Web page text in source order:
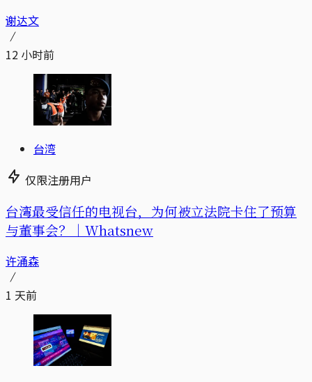
谢达文
12 小时前
台湾
仅限注册用户
台湾最受信任的电视台，为何被立法院卡住了预算
与董事会？｜Whatsnew
许涌森
1 天前